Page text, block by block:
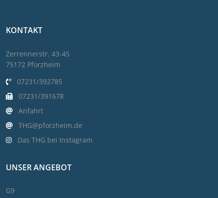
KONTAKT
Zerrennerstr. 43-45
75172 Pforzheim
07231/392785
07231/391678
Anfahrt
THG@pforzheim.de
Das THG bei Instagram
UNSER ANGEBOT
G9